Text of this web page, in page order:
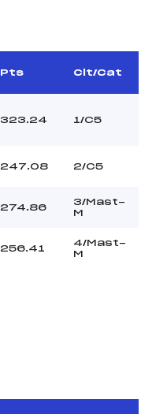
Pts Clt/Cat
323.24 1/C5
247.08 2/C5
274.86
3/Mast-
M
256.41
4/Mast-
M